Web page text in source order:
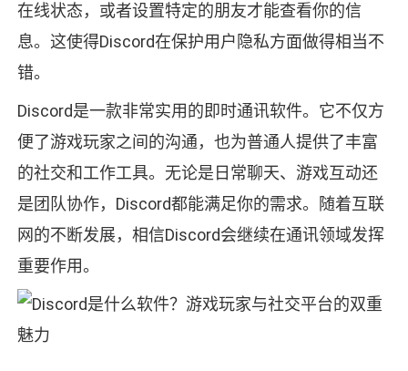
在线状态，或者设置特定的朋友才能查看你的信
息。这使得Discord在保护用户隐私方面做得相当不
错。
Discord是一款非常实用的即时通讯软件。它不仅方
便了游戏玩家之间的沟通，也为普通人提供了丰富
的社交和工作工具。无论是日常聊天、游戏互动还
是团队协作，Discord都能满足你的需求。随着互联
网的不断发展，相信Discord会继续在通讯领域发挥
重要作用。